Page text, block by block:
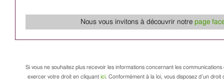
Nous vous invitons à découvrir notre page
Si vous ne souhaitez plus recevoir les informations concernant les communications
exercer votre droit en cliquant ici. Conformément à la loi, vous disposez d’un droit